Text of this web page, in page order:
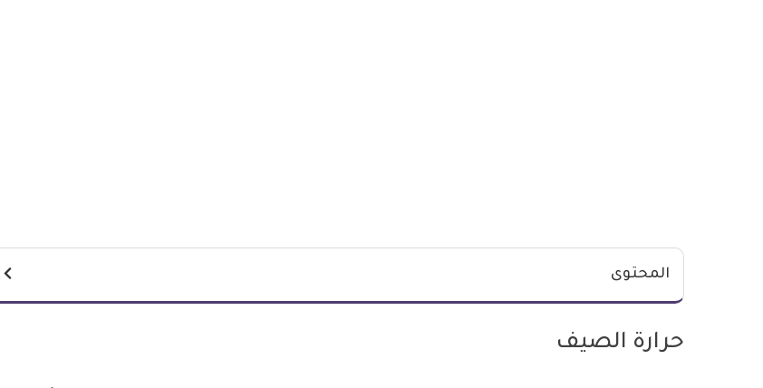
المحتوى
حرارة الصيف